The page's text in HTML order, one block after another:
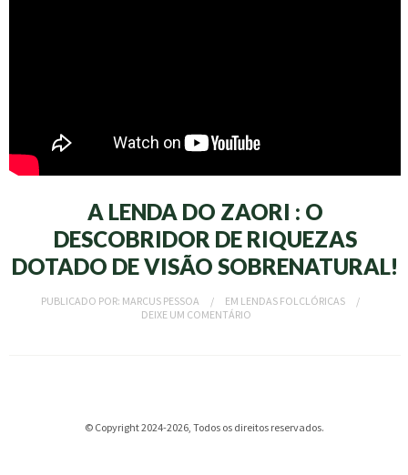
A LENDA DO ZAORI : O
DESCOBRIDOR DE RIQUEZAS
DOTADO DE VISÃO SOBRENATURAL!
PUBLICADO POR: MARCUS PESSOA EM LENDAS FOLCLÓRICAS
DEIXE UM COMENTÁRIO
© Copyright 2024-2026, Todos os direitos reservados.